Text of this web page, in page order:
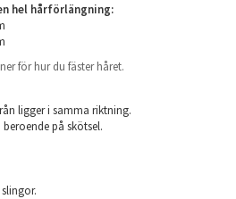
hel hårförlängning:
för hur du fäster håret.
ligger i samma riktning.
på skötsel.